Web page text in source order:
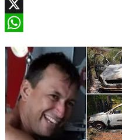
Facebook
X